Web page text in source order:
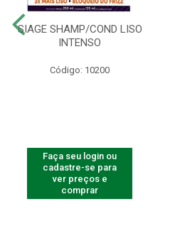
SIAGE SHAMP/COND LISO
INTENSO
Código: 10200
Faça seu login ou
cadastre-se para
ver preços e
comprar